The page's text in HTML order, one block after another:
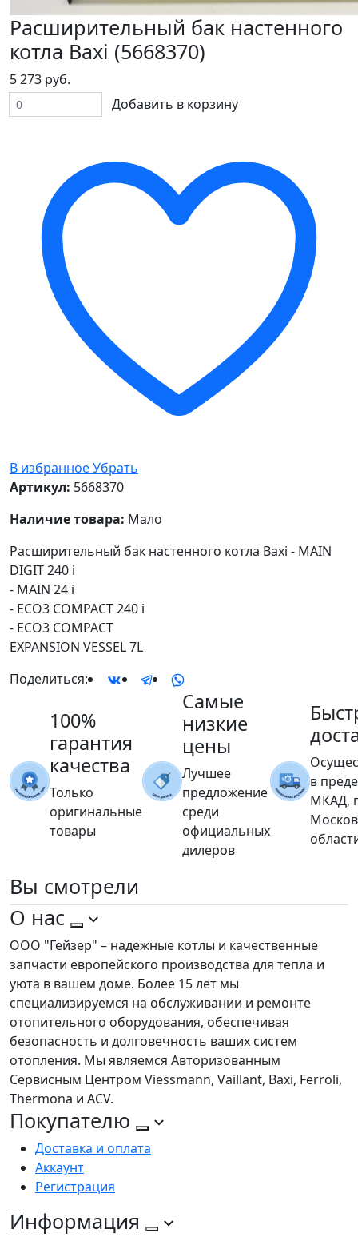
Расширительный бак настенного
котла Baxi (5668370)
5 273 руб.
Добавить в корзину
В избранноеУбрать
Артикул: 5668370
Наличие товара: Мало
Расширительный бак настенного котла Baxi - MAIN
DIGIT 240 i
- MAIN 24 i
- ECO3 COMPACT 240 i
- ECO3 COMPACT
EXPANSION VESSEL 7L
Поделиться:
100%
гарантия
качества
Только
оригинальные
товары
Самые
низкие
цены
Лучшее
предложение
среди
официальных
дилеров
в
МКАД,
Вы смотрели
О нас
ООО "Гейзер" – надежные котлы и качественные
запчасти европейского производства для тепла и
уюта в вашем доме. Более 15 лет мы
специализируемся на обслуживании и ремонте
отопительного оборудования, обеспечивая
безопасность и долговечность ваших систем
отопления. Мы являемся Авторизованным
Сервисным Центром Viessmann, Vaillant, Baxi, Ferroli,
Thermona и ACV.
Покупателю
Доставка и оплата
Аккаунт
Регистрация
Информация